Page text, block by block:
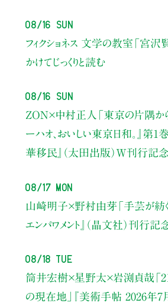
08/16 Sun
フィクショネス 文学の教室 「宮沢
かけてじっくりと読む
08/16 Sun
ZON×中村正人 「東京の片隅か
ーハオ、おいしい東京日和。』第1巻
華移民』（太田出版）W刊行記念
08/17 Mon
山崎明子×野村由芽 「手芸が紡
エンパワメント』（晶文社）刊行記
08/18 Tue
筒井宏樹×星野太×岩渕貞哉
の現在地」
『美術手帖 2026年7